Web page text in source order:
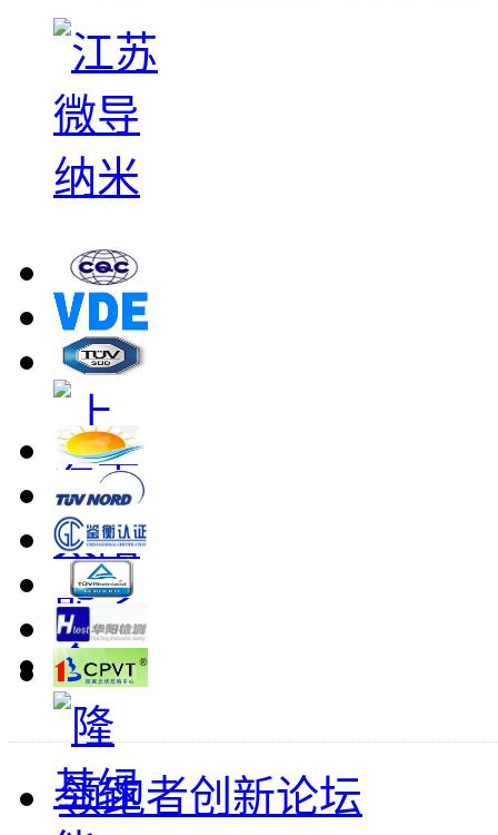
领跑者创新论坛